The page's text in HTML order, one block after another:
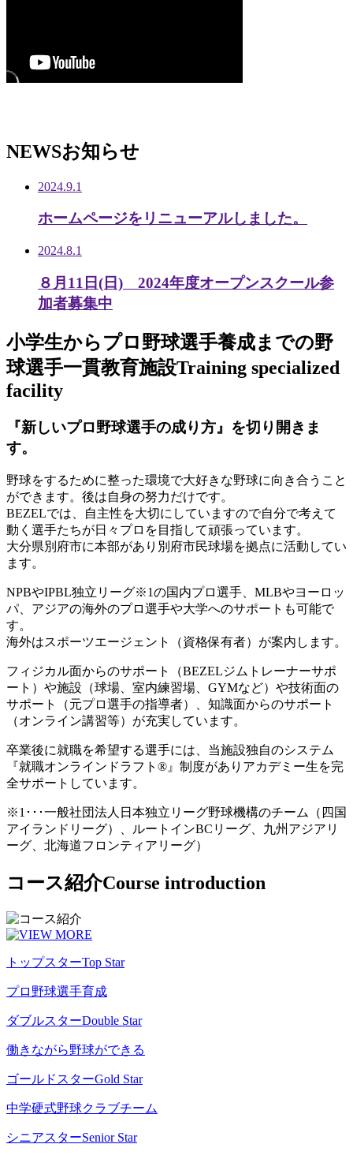
NEWSお知らせ
2024.9.1
ホームページをリニューアルしました。
2024.8.1
８月11日(日) 2024年度オープンスクール参
加者募集中
小学生からプロ野球選手養成までの野
球選手一貫教育施設Training specialized
facility
『新しいプロ野球選手の成り方』を切り開きま
す。
野球をするために整った環境で大好きな野球に向き合うこと
ができます。後は自身の努力だけです。
BEZELでは、自主性を大切にしていますので自分で考えて
動く選手たちが日々プロを目指して頑張っています。
大分県別府市に本部があり別府市民球場を拠点に活動してい
ます。
NPBやIPBL独立リーグ※1の国内プロ選手、MLBやヨーロッ
パ、アジアの海外のプロ選手や大学へのサポートも可能で
す。
海外はスポーツエージェント（資格保有者）が案内します。
フィジカル面からのサポート（BEZELジムトレーナーサポ
ート）や施設（球場、室内練習場、GYMなど）や技術面の
サポート（元プロ選手の指導者）、知識面からのサポート
（オンライン講習等）が充実しています。
卒業後に就職を希望する選手には、当施設独自のシステム
『就職オンラインドラフト®』制度がありアカデミー生を完
全サポートしています。
※1･･･一般社団法人日本独立リーグ野球機構のチーム（四国
アイランドリーグ）、ルートインBCリーグ、九州アジアリ
ーグ、北海道フロンティアリーグ）
コース紹介Course introduction
トップスターTop Star
プロ野球選手育成
ダブルスターDouble Star
働きながら野球ができる
ゴールドスターGold Star
中学硬式野球クラブチーム
シニアスターSenior Star